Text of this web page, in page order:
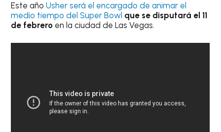
Este añoUsher será el encargado de animar el
medio tiempo del Super Bowl que se disputará el 11
de febrero en la ciudad de Las Vegas.